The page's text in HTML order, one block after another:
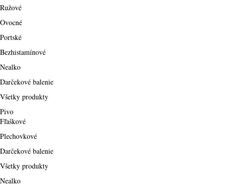
Ružové
Ovocné
Portské
Bezhistamínové
Nealko
Darčekové balenie
Všetky produkty
Pivo
Fľaškové
Plechovkové
Darčekové balenie
Všetky produkty
Nealko